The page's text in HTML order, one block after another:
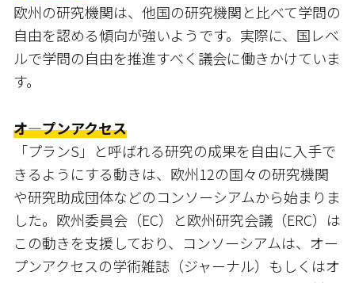
欧州の研究機関は、他国の研究機関と比べて学問の
自由を認める傾向が強いようです。実際に、国レベ
ルで学問の自由を推進すべく議会に働きかけていま
す。
オ―プンアクセス
「プランS」と呼ばれる研究の成果を自由に入手で
きるようにする動きは、欧州12の国々の研究機関
や研究助成団体などのコンソーシアムから始まりま
した。欧州委員会（EC）と欧州研究会議（ERC）は
この動きを支援しており、コンソーシアムは、オー
プンアクセスの学術雑誌（ジャーナル）もしくはオ